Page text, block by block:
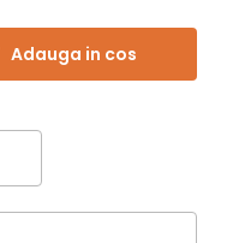
Adauga in cos